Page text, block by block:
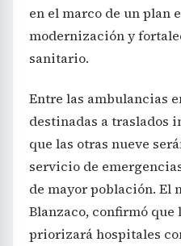
en el marco de un plan
modernización y
sanitario.
Entre las ambulancias
destinadas a traslados
que las otras nueve
servicio de
de mayor población. El
Blanzaco, confirmó
priorizará hospitales